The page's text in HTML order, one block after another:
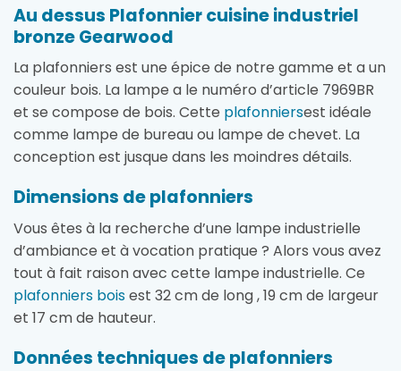
Au dessus Plafonnier cuisine industriel
bronze Gearwood
La plafonniers est une épice de notre gamme et a un
couleur bois. La lampe a le numéro d’article 7969BR
et se compose de bois. Cette plafonniersest idéale
comme lampe de bureau ou lampe de chevet. La
conception est jusque dans les moindres détails.
Dimensions de plafonniers
Vous êtes à la recherche d’une lampe industrielle
d’ambiance et à vocation pratique ? Alors vous avez
tout à fait raison avec cette lampe industrielle. Ce
plafonniers boisest 32 cm de long , 19 cm de largeur
et 17 cm de hauteur.
Données techniques de plafonniers